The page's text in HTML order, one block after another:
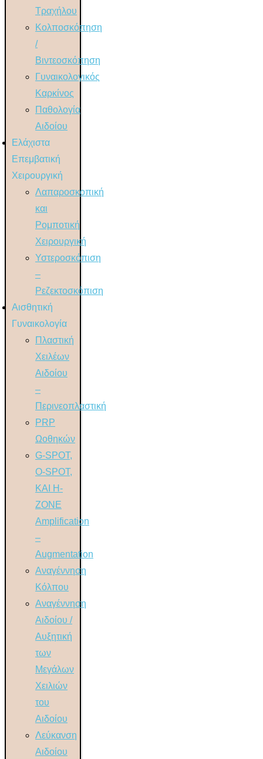
Τραχήλου
Κολποσκόπηση
/
Βιντεοσκόπηση
Γυναικολογικός
Καρκίνος
Παθολογία
Αιδοίου
Ελάχιστα
Επεμβατική
Χειρουργική
Λαπαροσκοπική
και
Ρομποτική
Χειρουργική
Υστεροσκόπιση
–
Ρεζεκτοσκόπιση
Αισθητική
Γυναικολογία
Πλαστική
Χειλέων
Αιδοίου
–
Περινεοπλαστική
PRP
Ωοθηκών
G-SPOT,
O-SPOT,
ΚΑΙ H-
ZONE
Amplification
–
Augmentation
Αναγέννηση
Κόλπου
Αναγέννηση
Αιδοίου /
Αυξητική
των
Μεγάλων
Χειλιών
του
Αιδοίου
Λεύκανση
Αιδοίου